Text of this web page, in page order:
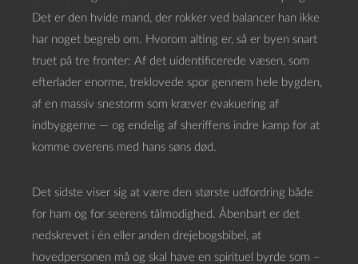
Det er den hvide mand, der rokker ved balancer han ikke
har noget begreb om. Hvorom alting er, så er byen snart
truet på tre fronter: Af det uidentificerede væsen, som
efterlader enorme, treklovede spor gennem hele bygden,
af en massiv snestorm som kræver evakuering af
indbyggerne — og endelig af sheriffens indre kamp for at
komme overens med hans søns død.
Det sidste viser sig at være den største udfordring både
for ham og for seerens tålmodighed. Åbenbart er det
nedskrevet i én eller anden drejebogsbibel, at
hovedpersonen må og skal have en spirituel byrde som –